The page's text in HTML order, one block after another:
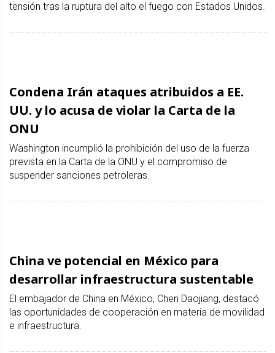
tensión tras la ruptura del alto el fuego con Estados Unidos.
Condena Irán ataques atribuidos a EE.
UU. y lo acusa de violar la Carta de la
ONU
Washington incumplió la prohibición del uso de la fuerza
prevista en la Carta de la ONU y el compromiso de
suspender sanciones petroleras.
China ve potencial en México para
desarrollar infraestructura sustentable
El embajador de China en México, Chen Daojiang, destacó
las oportunidades de cooperación en materia de movilidad
e infraestructura.